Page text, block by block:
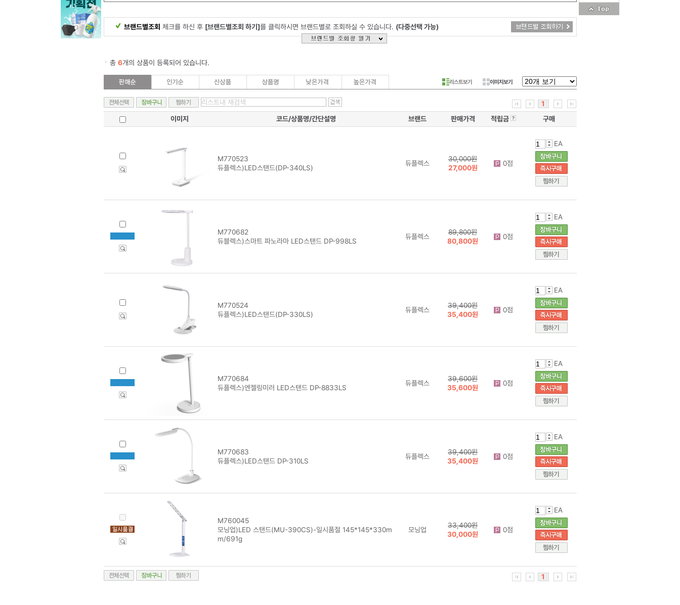
브랜드별조회 체크를 하신 후 [브랜드별조회 하기]를 클릭하시면 브랜드별로 조회하실 수 있습니다. (다중선택 가능)
총 6개의 상품이 등록되어 있습니다.
리스트보기 이미지보기
1
이미지
코드/상품명/간단설명 브랜드 판매가격 적립금 구매
M770523
듀플렉스)LED스탠드(DP-340LS)
듀플렉스
30,000원
27,000원
0점
EA
M770682
듀블렉스)스마트 파노라마 LED스탠드 DP-998LS
듀플렉스
89,800원
80,800원
0점
EA
M770524
듀플렉스)LED스탠드(DP-330LS)
듀플렉스
39,400원
35,400원
0점
EA
M770684
듀플렉스)엔젤링미러 LED스탠드 DP-8833LS
듀플렉스
39,600원
35,600원
0점
EA
M770683
듀플렉스)LED스탠드 DP-310LS
듀플렉스
39,400원
35,400원
0점
EA
M760045
모닝업)LED 스탠드(MU-390CS)-일시품절 145*145*330m
m/691g
모닝업
33,400원
30,000원
0점
EA
1